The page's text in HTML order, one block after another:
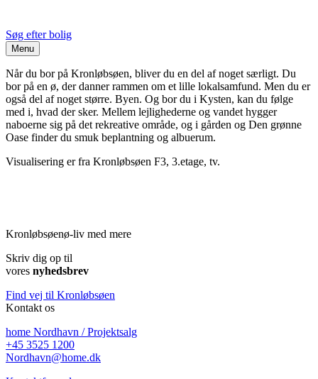
Søg efter bolig
Menu
Når du bor på Kronløbsøen, bliver du en del af noget særligt. Du
bor på en ø, der danner rammen om et lille lokalsamfund. Men du er
også del af noget større. Byen. Og bor du i Kysten, kan du følge
med i, hvad der sker. Mellem lejlighederne og vandet hygger
naboerne sig på det rekreative område, og i gården og Den grønne
Oase finder du smuk beplantning og albuerum.
Visualisering er fra Kronløbsøen F3, 3.etage, tv.
Kronløbsøenø-liv med mere
Skriv dig op til
vores nyhedsbrev
Find vej til Kronløbsøen
Kontakt os
home Nordhavn / Projektsalg
+45 3525 1200
Nordhavn@home.dk